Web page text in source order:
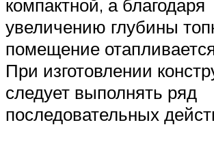
компактной, а благодаря
увеличению глубины
помещение
При изготовлении
следует выполнять ряд
последовательных